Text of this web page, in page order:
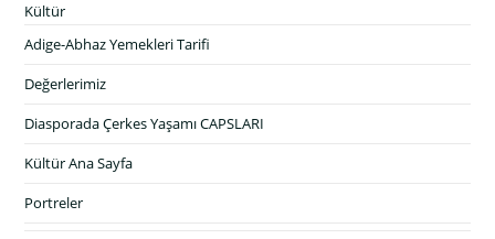
Kültür
Adige-Abhaz Yemekleri Tarifi
Değerlerimiz
Diasporada Çerkes Yaşamı CAPSLARI
Kültür Ana Sayfa
Portreler